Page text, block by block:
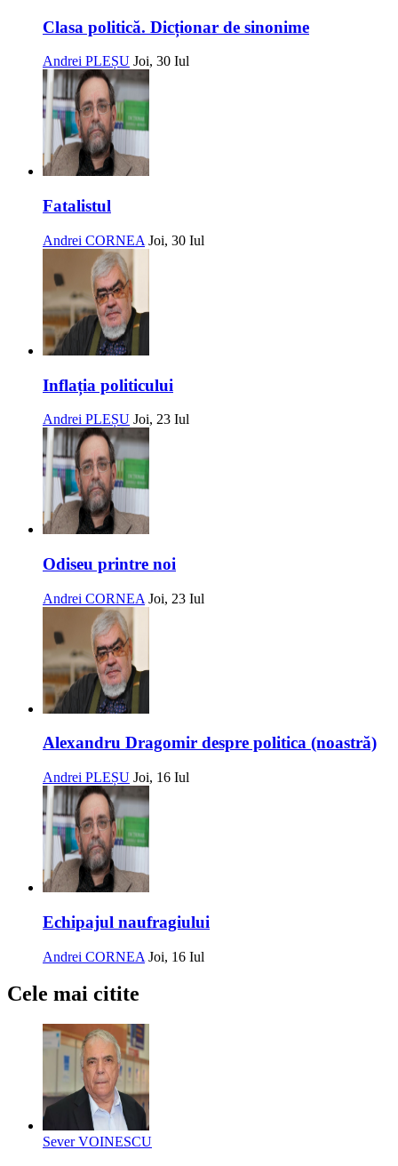
Clasa politică. Dicționar de sinonime
Andrei PLEȘU Joi, 30 Iul
Fatalistul
Andrei CORNEA Joi, 30 Iul
Inflația politicului
Andrei PLEȘU Joi, 23 Iul
Odiseu printre noi
Andrei CORNEA Joi, 23 Iul
Alexandru Dragomir despre politica (noastră)
Andrei PLEȘU Joi, 16 Iul
Echipajul naufragiului
Andrei CORNEA Joi, 16 Iul
Cele mai citite
Sever VOINESCU